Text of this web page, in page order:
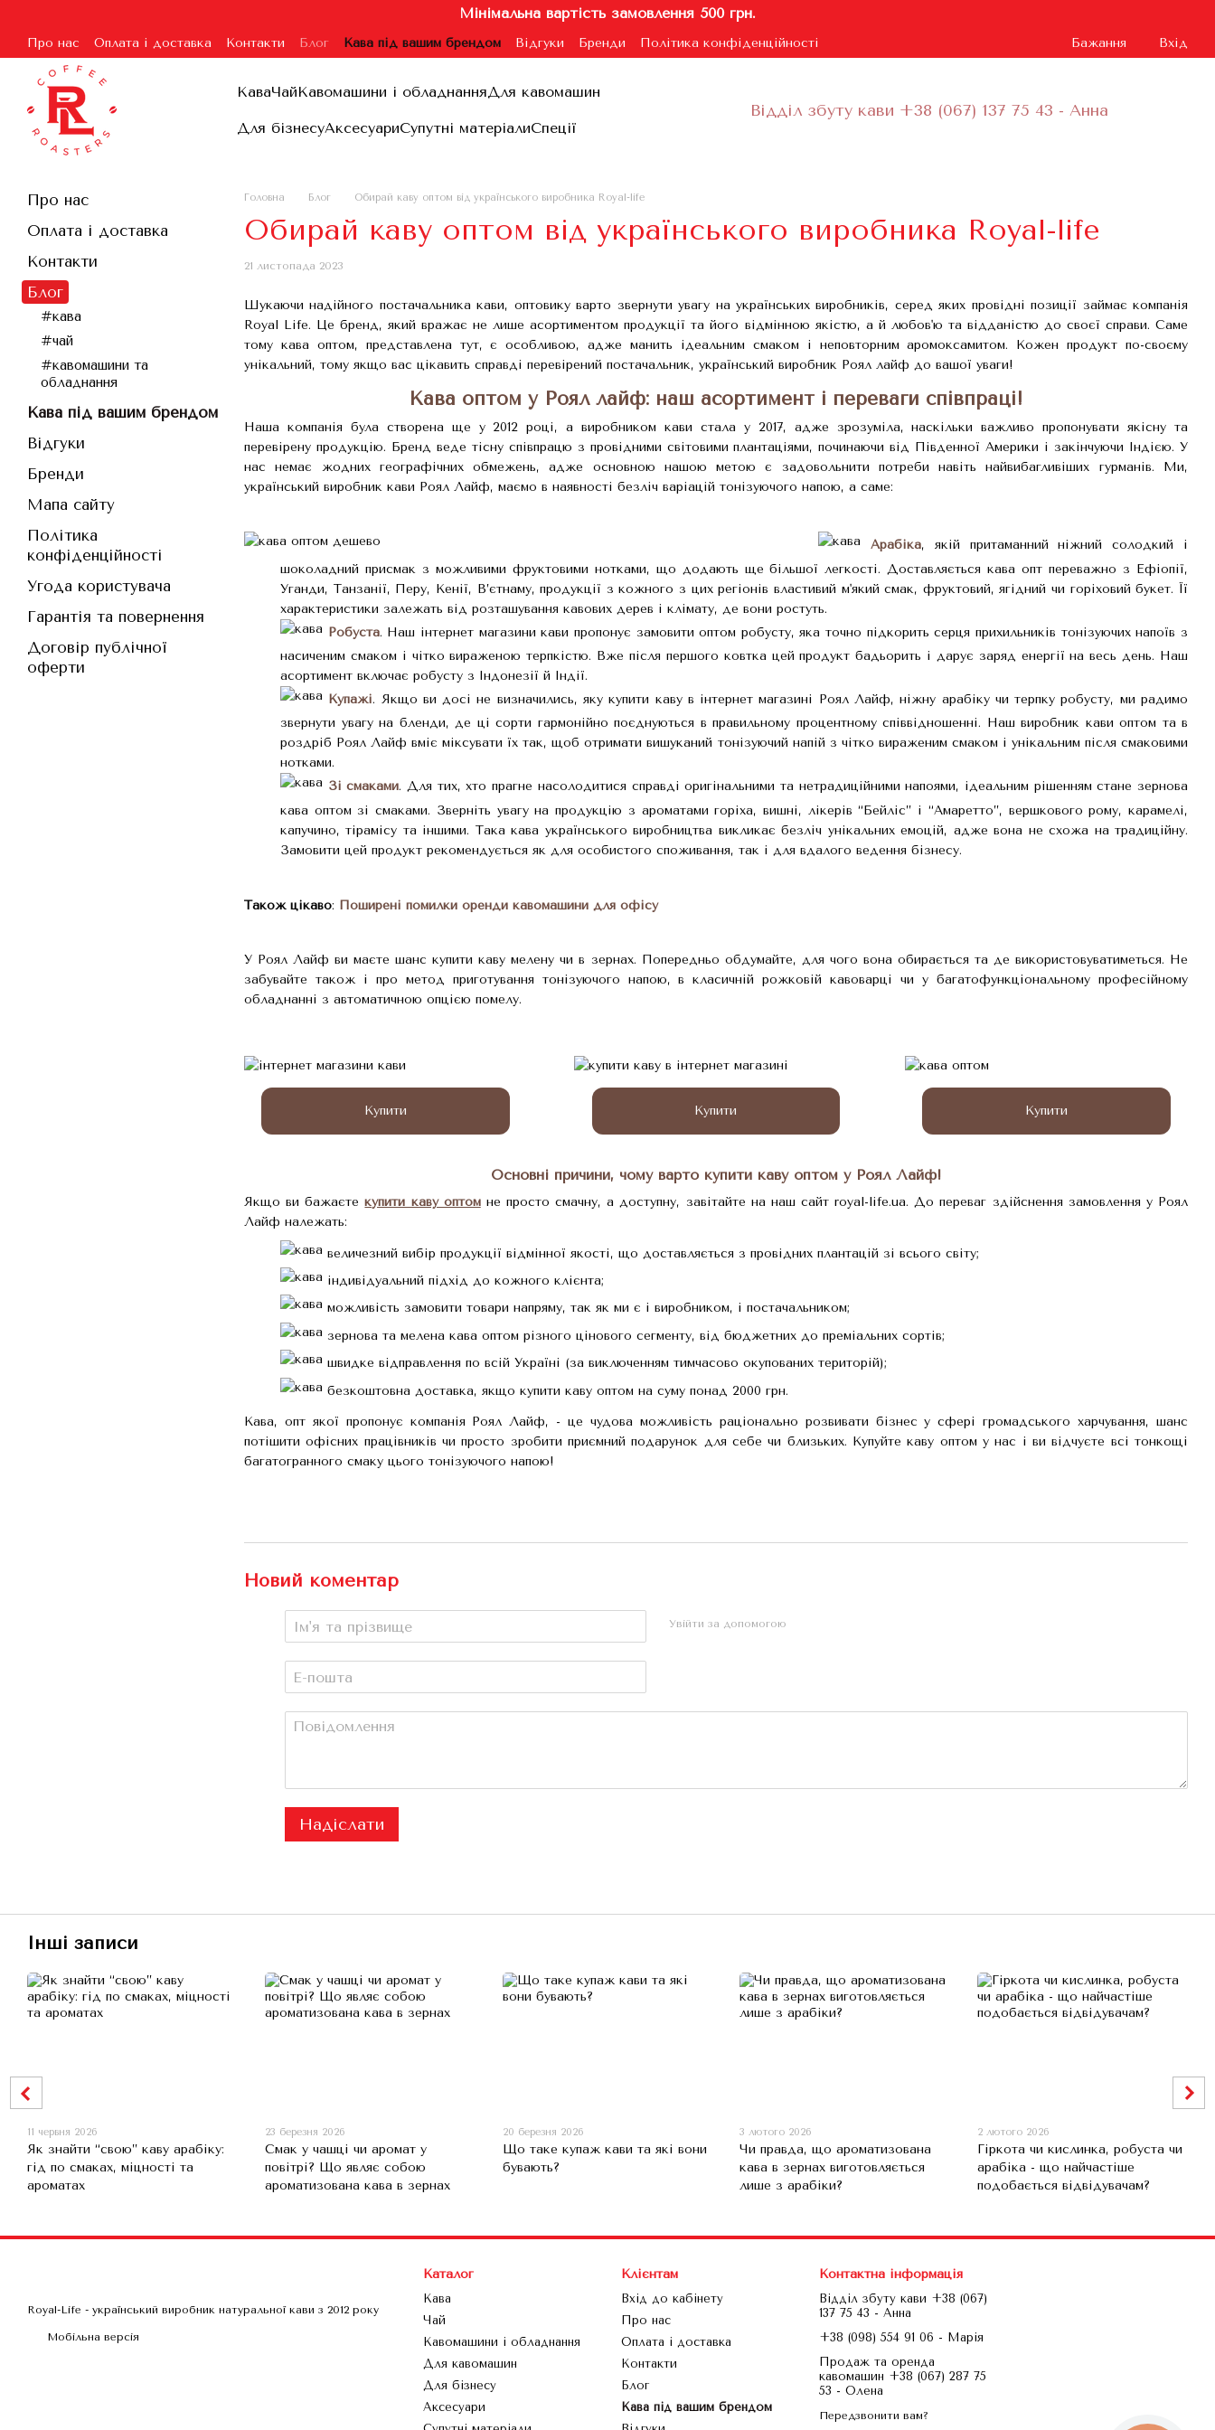
Мінімальна вартість замовлення 500 грн.
Про нас Оплата і доставка Контакти Блог Кава під вашим брендом Відгуки Бренди
Політика конфіденційності
Угода користувача
Гарантія та повернення Договір публічної оферти
Бажання Вхід
КаваЧайКавомашини і обладнанняДля кавомашин
Для бізнесуАксесуариСупутні матеріалиСпеції
Відділ збуту кави +38 (067) 137 75 43 - Анна
Головна Блог Обирай каву оптом від українського виробника Royal-life
Обирай каву оптом від українського виробника Royal-life
21 листопада 2023
Шукаючи надійного постачальника кави, оптовику варто звернути увагу на українських виробників, серед яких провідні позиції займає компанія
Royal Life. Це бренд, який вражає не лише асортиментом продукції та його відмінною якістю, а й любов'ю та відданістю до своєї справи. Саме
тому кава оптом, представлена тут, є особливою, адже манить ідеальним смаком і неповторним аромоксамитом. Кожен продукт по-своєму
унікальний, тому якщо вас цікавить справді перевірений постачальник, український виробник Роял лайф до вашої уваги!
Кава оптом у Роял лайф: наш асортимент і переваги співпраці!
Наша компанія була створена ще у 2012 році, а виробником кави стала у 2017, адже зрозуміла, наскільки важливо пропонувати якісну та
перевірену продукцію. Бренд веде тісну співпрацю з провідними світовими плантаціями, починаючи від Південної Америки і закінчуючи Індією. У
нас немає жодних географічних обмежень, адже основною нашою метою є задовольнити потреби навіть найвибагливіших гурманів. Ми,
український виробник кави Роял Лайф, маємо в наявності безліч варіацій тонізуючого напою, а саме:
Арабіка, якій притаманний ніжний солодкий і
шоколадний присмак з можливими фруктовими нотками, що додають ще більшої легкості. Доставляється кава опт переважно з Ефіопії,
Уганди, Танзанії, Перу, Кенії, В’єтнаму, продукції з кожного з цих регіонів властивий м'який смак, фруктовий, ягідний чи горіховий букет. Її
характеристики залежать від розташування кавових дерев і клімату, де вони ростуть.
Робуста. Наш інтернет магазини кави пропонує замовити оптом робусту, яка точно підкорить серця прихильників тонізуючих напоїв з
насиченим смаком і чітко вираженою терпкістю. Вже після першого ковтка цей продукт бадьорить і дарує заряд енергії на весь день. Наш
асортимент включає робусту з Індонезії й Індії.
Купажі. Якщо ви досі не визначились, яку купити каву в інтернет магазині Роял Лайф, ніжну арабіку чи терпку робусту, ми радимо
звернути увагу на бленди, де ці сорти гармонійно поєднуються в правильному процентному співвідношенні. Наш виробник кави оптом та в
роздріб Роял Лайф вміє міксувати їх так, щоб отримати вишуканий тонізуючий напій з чітко вираженим смаком і унікальним після смаковими
нотками.
Зі смаками. Для тих, хто прагне насолодитися справді оригінальними та нетрадиційними напоями, ідеальним рішенням стане зернова
кава оптом зі смаками. Зверніть увагу на продукцію з ароматами горіха, вишні, лікерів “Бейліс” і “Амаретто”, вершкового рому, карамелі,
капучино, тірамісу та іншими. Така кава українського виробництва викликає безліч унікальних емоцій, адже вона не схожа на традиційну.
Замовити цей продукт рекомендується як для особистого споживання, так і для вдалого ведення бізнесу.
Також цікаво: Поширені помилки оренди кавомашини для офісу
У Роял Лайф ви маєте шанс купити каву мелену чи в зернах. Попередньо обдумайте, для чого вона обирається та де використовуватиметься. Не
забувайте також і про метод приготування тонізуючого напою, в класичній рожковій кавоварці чи у багатофункціональному професійному
обладнанні з автоматичною опцією помелу.
Купити Купити Купити
Основні причини, чому варто купити каву оптом у Роял Лайф!
Якщо ви бажаєтекупити каву оптомне просто смачну, а доступну, завітайте на наш сайт royal-life.ua. До переваг здійснення замовлення у Роял
Лайф належать:
величезний вибір продукції відмінної якості, що доставляється з провідних плантацій зі всього світу;
індивідуальний підхід до кожного клієнта;
можливість замовити товари напряму, так як ми є і виробником, і постачальником;
зернова та мелена кава оптом різного цінового сегменту, від бюджетних до преміальних сортів;
швидке відправлення по всій Україні (за виключенням тимчасово окупованих територій);
безкоштовна доставка, якщо купити каву оптом на суму понад 2000 грн.
Кава, опт якої пропонує компанія Роял Лайф, - це чудова можливість раціонально розвивати бізнес у сфері громадського харчування, шанс
потішити офісних працівників чи просто зробити приємний подарунок для себе чи близьких. Купуйте каву оптом у нас і ви відчуєте всі тонкощі
багатогранного смаку цього тонізуючого напою!
Новий коментар
Увійти за допомогою
Надіслати
Про нас
Оплата і доставка
Контакти
Блог
#кава
#чай
#кавомашини та
обладнання
Кава під вашим брендом
Відгуки
Бренди
Мапа сайту
Політика
конфіденційності
Угода користувача
Гарантія та повернення
Договір публічної
оферти
Інші записи
11 червня 2026
Як знайти “свою” каву арабіку:
гід по смаках, міцності та
ароматах
23 березня 2026
Смак у чашці чи аромат у
повітрі? Що являє собою
ароматизована кава в зернах
20 березня 2026
Що таке купаж кави та які вони
бувають?
3 лютого 2026
Чи правда, що ароматизована
кава в зернах виготовляється
лише з арабіки?
2 лютого 2026
Гіркота чи кислинка, робуста чи
арабіка - що найчастіше
подобається відвідувачам?
Royal-Life - український виробник натуральної кави з 2012 року
Мобільна версія
Каталог
Кава
Чай
Кавомашини і обладнання
Для кавомашин
Для бізнесу
Аксесуари
Клієнтам
Вхід до кабінету
Про нас
Оплата і доставка
Контакти
Блог
Кава під вашим брендом
Контактна інформація
Відділ збуту кави +38 (067)
137 75 43 - Анна
+38 (098) 554 91 06 - Марія
Продаж та оренда
кавомашин +38 (067) 287 75
53 - Олена
Передзвонити вам?